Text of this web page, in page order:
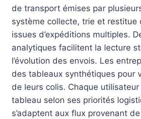
de transport émises par
système collecte, trie et restitue
issues d’expéditions multiples.
analytiques facilitent la lecture
l’évolution des envois. Les
des tableaux synthétiques pour
de leurs colis. Chaque
tableau selon ses priorités
s’adaptent aux flux provenant